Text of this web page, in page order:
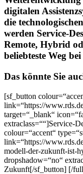
digitalen
die
werden Service-
Remote, Hybrid
beliebteste Weg
Das könnte Sie
[sf_button
link=“https://
target=“_blank“
extraclass=““]Service-
colour=“accent“
link=“https://
modell-der-zukunft-ist-
dropshadow=“no“
Zukunft[/sf_button] [/